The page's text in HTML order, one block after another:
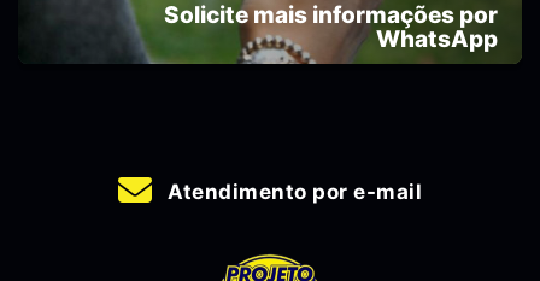
Solicite mais informações por
WhatsApp
Atendimento por e-mail